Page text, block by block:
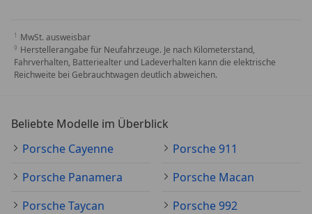
MwSt. ausweisbar
Herstellerangabe für Neufahrzeuge. Je nach Kilometerstand,
Fahrverhalten, Batteriealter und Ladeverhalten kann die elektrische
Reichweite bei Gebrauchtwagen deutlich abweichen.
Beliebte Modelle im Überblick
Porsche Cayenne
Porsche 911
Porsche Panamera
Porsche Macan
Porsche Taycan
Porsche 992